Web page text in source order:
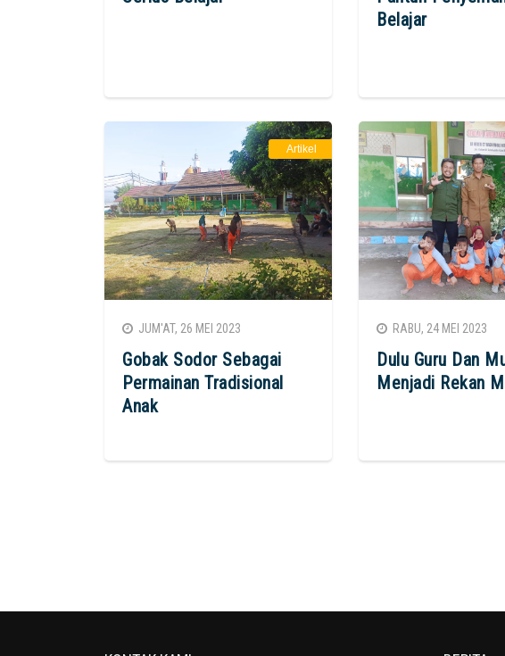
Belajar
Artikel
JUM'AT, 26 MEI 2023
Gobak Sodor Sebagai
Permainan Tradisional
Anak
RABU, 24 MEI 2023
Dulu Guru Dan
Menjadi Rekan